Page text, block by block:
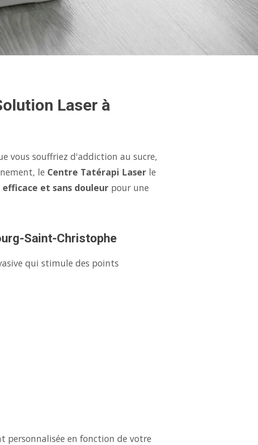
Laser à
vous souffriez d'addiction au sucre,
le Centre Tatérapi Laser le
et sans douleur pour une
Saint-Christophe
qui stimule des points
personnalisée en fonction de votre